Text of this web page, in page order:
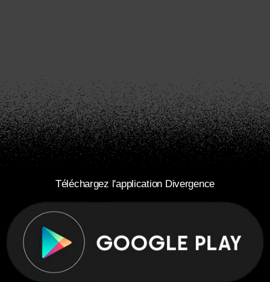
Téléchargez l'application Divergence